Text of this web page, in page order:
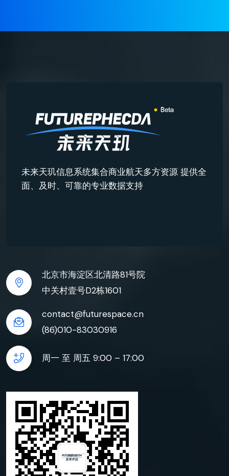
未来天玑信息系统集合商业航天多方资源 提供全
面、及时、可靠的专业数据支持
北京市海淀区北清路81号院
中关村壹号D2栋1601
contact@futurespace.cn
(86)010-83030916
周一 至 周五 9:00 – 17:00